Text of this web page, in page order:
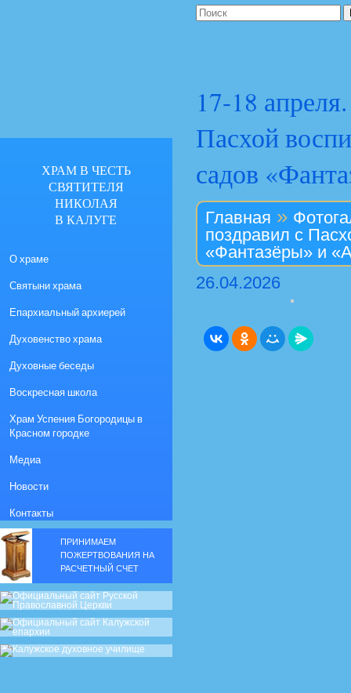
17-18
Пасхой
садов
Главная »
поздравил с
«Фантазëры» и
26.04.2026
ХРАМ В ЧЕСТЬ
СВЯТИТЕЛЯ
НИКОЛАЯ
В КАЛУГЕ
О храме
Святыни храма
Епархиальный архиерей
Духовенство храма
Духовные беседы
Воскресная школа
Храм Успения Богородицы в
Красном городке
Медиа
Новости
Контакты
ПРИНИМАЕМ
ПОЖЕРТВОВАНИЯ НА
РАСЧЕТНЫЙ СЧЕТ